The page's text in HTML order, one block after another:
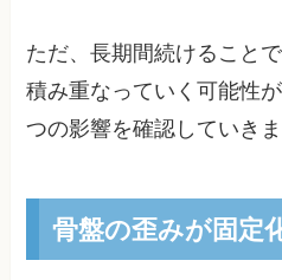
ただ、長期間続けること
積み重なっていく可能性
つの影響を確認していきま
骨盤の歪みが固定